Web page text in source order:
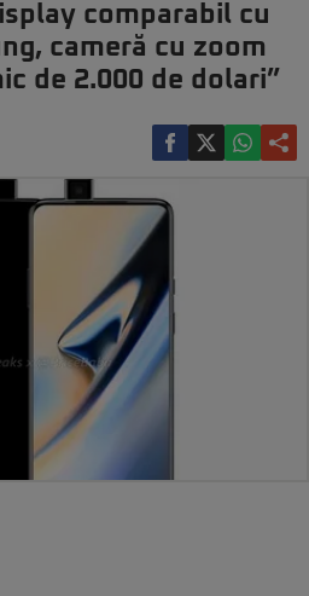
comparabil cu
cameră cu zoom
de 2.000 de dolari”